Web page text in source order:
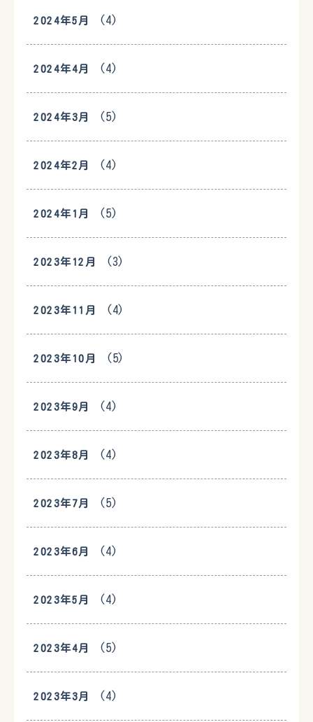
2024年5月 (4)
2024年4月 (4)
2024年3月 (5)
2024年2月 (4)
2024年1月 (5)
2023年12月 (3)
2023年11月 (4)
2023年10月 (5)
2023年9月 (4)
2023年8月 (4)
2023年7月 (5)
2023年6月 (4)
2023年5月 (4)
2023年4月 (5)
2023年3月 (4)